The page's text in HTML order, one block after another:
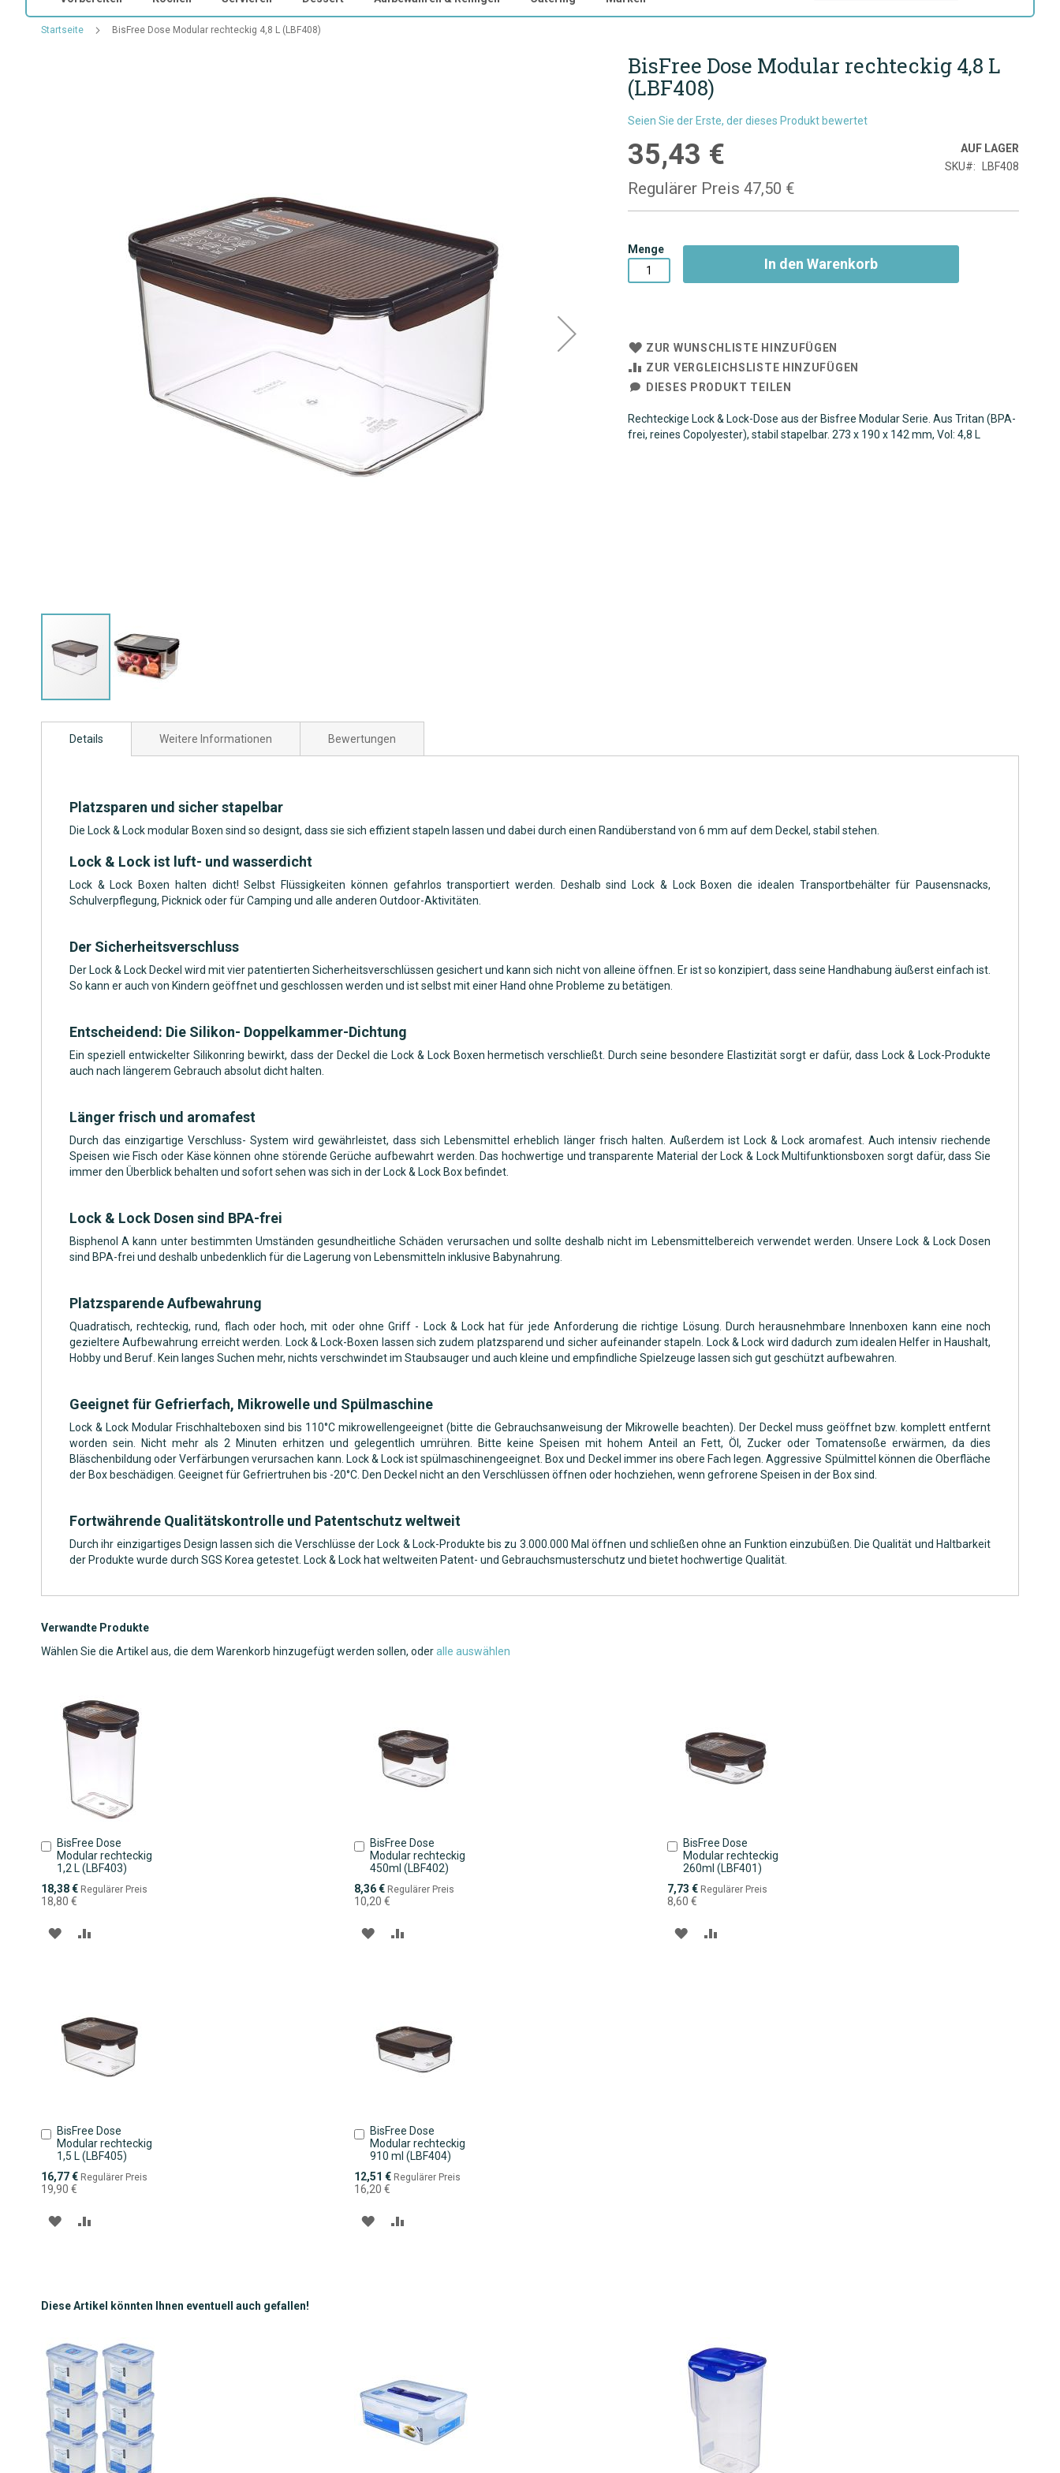
Suche
Startseite BisFree Dose Modular rechteckig 4,8 L (LBF408)
Anfang
BisFree Dose Modular rechteckig 4,8 L
(LBF408)
Seien Sie der Erste, der dieses Produkt bewertet
Sonderpreis
35,43 €
Regulärer Preis 47,50 €
AUF LAGER
SKU
LBF408
Menge
In den Warenkorb
ZUR WUNSCHLISTE HINZUFÜGEN
ZUR VERGLEICHSLISTE HINZUFÜGEN
DIESES PRODUKT TEILEN
Rechteckige Lock & Lock-Dose aus der Bisfree Modular Serie. Aus Tritan (BPA-
frei, reines Copolyester), stabil stapelbar. 273 x 190 x 142 mm, Vol: 4,8 L
Details
Platzsparen und sicher stapelbar
Die Lock & Lock modular Boxen sind so designt, dass sie sich effizient stapeln lassen und dabei durch einen Randüberstand von 6 mm auf dem Deckel, stabil stehen.
Lock & Lock ist luft- und wasserdicht
Lock & Lock Boxen halten dicht! Selbst Flüssigkeiten können gefahrlos transportiert werden. Deshalb sind Lock & Lock Boxen die idealen Transportbehälter für Pausensnacks,
Schulverpflegung, Picknick oder für Camping und alle anderen Outdoor-Aktivitäten.
Der Sicherheitsverschluss
Der Lock & Lock Deckel wird mit vier patentierten Sicherheitsverschlüssen gesichert und kann sich nicht von alleine öffnen. Er ist so konzipiert, dass seine Handhabung äußerst einfach ist.
So kann er auch von Kindern geöffnet und geschlossen werden und ist selbst mit einer Hand ohne Probleme zu betätigen.
Entscheidend: Die Silikon- Doppelkammer-Dichtung
Ein speziell entwickelter Silikonring bewirkt, dass der Deckel die Lock & Lock Boxen hermetisch verschließt. Durch seine besondere Elastizität sorgt er dafür, dass Lock & Lock-Produkte
auch nach längerem Gebrauch absolut dicht halten.
Länger frisch und aromafest
Durch das einzigartige Verschluss- System wird gewährleistet, dass sich Lebensmittel erheblich länger frisch halten. Außerdem ist Lock & Lock aromafest. Auch intensiv riechende
Speisen wie Fisch oder Käse können ohne störende Gerüche aufbewahrt werden. Das hochwertige und transparente Material der Lock & Lock Multifunktionsboxen sorgt dafür, dass Sie
immer den Überblick behalten und sofort sehen was sich in der Lock & Lock Box befindet.
Lock & Lock Dosen sind BPA-frei
Bisphenol A kann unter bestimmten Umständen gesundheitliche Schäden verursachen und sollte deshalb nicht im Lebensmittelbereich verwendet werden. Unsere Lock & Lock Dosen
sind BPA-frei und deshalb unbedenklich für die Lagerung von Lebensmitteln inklusive Babynahrung.
Platzsparende Aufbewahrung
Quadratisch, rechteckig, rund, flach oder hoch, mit oder ohne Griff - Lock & Lock hat für jede Anforderung die richtige Lösung. Durch herausnehmbare Innenboxen kann eine noch
gezieltere Aufbewahrung erreicht werden. Lock & Lock-Boxen lassen sich zudem platzsparend und sicher aufeinander stapeln. Lock & Lock wird dadurch zum idealen Helfer in Haushalt,
Hobby und Beruf. Kein langes Suchen mehr, nichts verschwindet im Staubsauger und auch kleine und empfindliche Spielzeuge lassen sich gut geschützt aufbewahren.
Geeignet für Gefrierfach, Mikrowelle und Spülmaschine
Lock & Lock Modular Frischhalteboxen sind bis 110°C mikrowellengeeignet (bitte die Gebrauchsanweisung der Mikrowelle beachten). Der Deckel muss geöffnet bzw. komplett entfernt
worden sein. Nicht mehr als 2 Minuten erhitzen und gelegentlich umrühren. Bitte keine Speisen mit hohem Anteil an Fett, Öl, Zucker oder Tomatensoße erwärmen, da dies
Bläschenbildung oder Verfärbungen verursachen kann. Lock & Lock ist spülmaschinengeeignet. Box und Deckel immer ins obere Fach legen. Aggressive Spülmittel können die Oberfläche
der Box beschädigen. Geeignet für Gefriertruhen bis -20°C. Den Deckel nicht an den Verschlüssen öffnen oder hochziehen, wenn gefrorene Speisen in der Box sind.
Fortwährende Qualitätskontrolle und Patentschutz weltweit
Durch ihr einzigartiges Design lassen sich die Verschlüsse der Lock & Lock-Produkte bis zu 3.000.000 Mal öffnen und schließen ohne an Funktion einzubüßen. Die Qualität und Haltbarkeit
der Produkte wurde durch SGS Korea getestet. Lock & Lock hat weltweiten Patent- und Gebrauchsmusterschutz und bietet hochwertige Qualität.
Weitere Informationen Bewertungen
Verwandte Produkte
Wählen Sie die Artikel aus, die dem Warenkorb hinzugefügt werden sollen, oderalle auswählen
BisFree Dose
Modular rechteckig
1,2 L (LBF403)
Sonderpreis
18,38 € Regulärer Preis
18,80 €
In
den
Warenkorb
ZUR
BisFree Dose
Modular rechteckig
450ml (LBF402)
Sonderpreis
8,36 € Regulärer Preis
10,20 €
In
den
Warenkorb
ZUR
BisFree Dose
Modular rechteckig
260ml (LBF401)
Sonderpreis
7,73 € Regulärer Preis
8,60 €
In
den
Warenkorb
ZUR
BisFree Dose
Modular rechteckig
1,5 L (LBF405)
Sonderpreis
16,77 € Regulärer Preis
19,90 €
In
den
Warenkorb
ZUR
BisFree Dose
Modular rechteckig
910 ml (LBF404)
Sonderpreis
12,51 € Regulärer Preis
16,20 €
In
den
Warenkorb
ZUR
Diese Artikel könnten Ihnen eventuell auch gefallen!